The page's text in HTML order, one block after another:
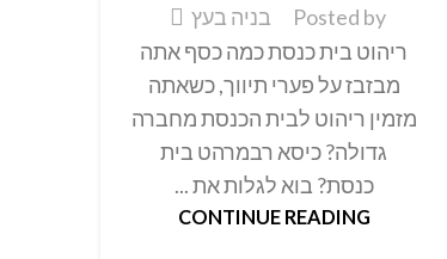
Posted by
בניה בעץ
ריהוט בית כנסת כמה כסף אתה
מבזבז על פערי תיווך, כשאתה
מזמין ריהוט לבית הכנסת מחברה
גדולה? כיסא רבמרהט בית
כנסת? בוא לגלות את ...
CONTINUE READING